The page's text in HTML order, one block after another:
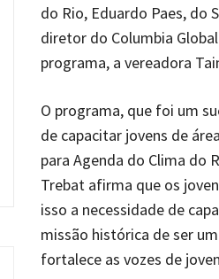
do Rio, Eduardo Paes, do
diretor do Columbia
programa, a vereadora
O programa, que foi um
de capacitar jovens de
para Agenda do Clima do
Trebat afirma que os
isso a necessidade de
missão histórica de ser
fortalece as vozes de